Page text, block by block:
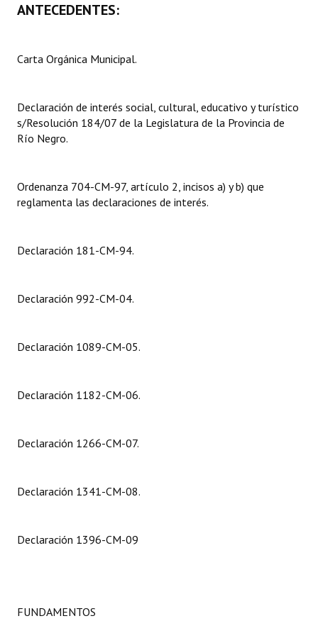
Constitución Provincial
Organigrama
Informes de Gestión
Dictámenes Asesoría Letrada
NORMATIVA
Resoluciones
Noticias Destacadas
ANTECEDENTES:
Carta Orgánica Municipal.
Declaración de interés social, cultural, educativo y turístico
s/Resolución 184/07 de la Legislatura de la Provincia de
Río Negro.
Ordenanza 704-CM-97, artículo 2, incisos a) y b) que
reglamenta las declaraciones de interés.
Declaración 181-CM-94.
Declaración 992-CM-04.
Declaración 1089-CM-05.
Declaración 1182-CM-06.
Declaración 1266-CM-07.
Declaración 1341-CM-08.
Declaración 1396-CM-09
FUNDAMENTOS